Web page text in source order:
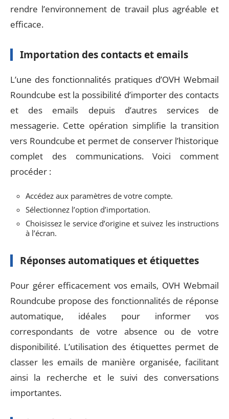
rendre l’environnement de travail plus agréable et
efficace.
Importation des contacts et emails
L’une des fonctionnalités pratiques d’OVH Webmail
Roundcube est la possibilité d’importer des contacts
et des emails depuis d’autres services de
messagerie. Cette opération simplifie la transition
vers Roundcube et permet de conserver l’historique
complet des communications. Voici comment
procéder :
Accédez aux paramètres de votre compte.
Sélectionnez l’option d’importation.
Choisissez le service d’origine et suivez les instructions
à l’écran.
Réponses automatiques et étiquettes
Pour gérer efficacement vos emails, OVH Webmail
Roundcube propose des fonctionnalités de réponse
automatique, idéales pour informer vos
correspondants de votre absence ou de votre
disponibilité. L’utilisation des étiquettes permet de
classer les emails de manière organisée, facilitant
ainsi la recherche et le suivi des conversations
importantes.